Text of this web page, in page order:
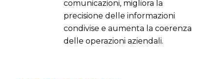
comunicazioni, migliora la
precisione delle informazioni
condivise e aumenta la coerenza
delle operazioni aziendali.